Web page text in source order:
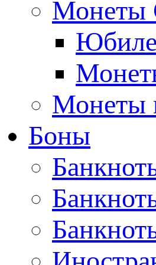
Монеты
Боны